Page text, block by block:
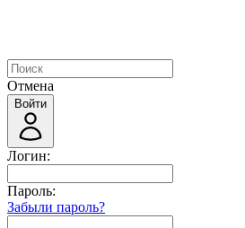
Отмена
Войти
Логин:
Пароль:
Забыли пароль?